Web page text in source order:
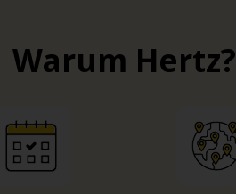
Warum Hertz?